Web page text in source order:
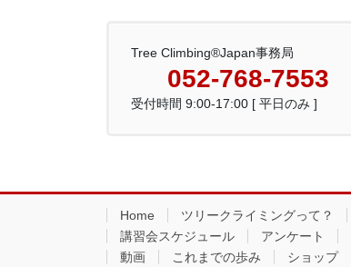
Tree Climbing®Japan事務局
052-768-7553
受付時間 9:00-17:00 [ 平日のみ ]
Home ツリークライミングって？
講習会スケジュール
アンケート
動画
これまでの歩み ショップ